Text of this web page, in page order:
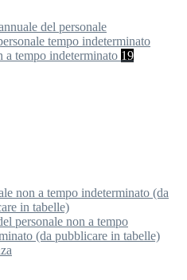
del personale
tempo indeterminato
a tempo indeterminato 19
non a tempo indeterminato (da
in tabelle)
personale non a tempo
(da pubblicare in tabelle)